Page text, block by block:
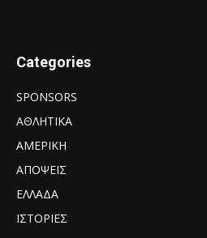
Categories
SPONSORS
ΑΘΛΗΤΙΚΑ
ΑΜΕΡΙΚΗ
ΑΠΟΨΕΙΣ
ΕΛΛΑΔΑ
ΙΣΤΟΡΙΕΣ